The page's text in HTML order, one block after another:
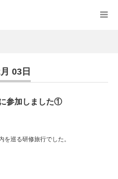
03日
参加しました①
巡る研修旅行でした。